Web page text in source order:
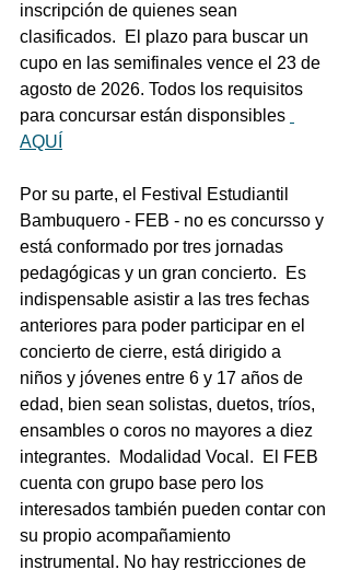
inscripción de quienes sean
clasificados.  El plazo para buscar un
cupo en las semifinales vence el 23 de
agosto de 2026. Todos los requisitos
para concursar están disponsibles
AQUÍ
Por su parte, el Festival Estudiantil
Bambuquero - FEB - no es concursso y
está conformado por tres jornadas
pedagógicas y un gran concierto.  Es
indispensable asistir a las tres fechas
anteriores para poder participar en el
concierto de cierre, está dirigido a
niños y jóvenes entre 6 y 17 años de
edad, bien sean solistas, duetos, tríos,
ensambles o coros no mayores a diez
integrantes.  Modalidad Vocal.  El FEB
cuenta con grupo base pero los
interesados también pueden contar con
su propio acompañamiento
instrumental. No hay restricciones de